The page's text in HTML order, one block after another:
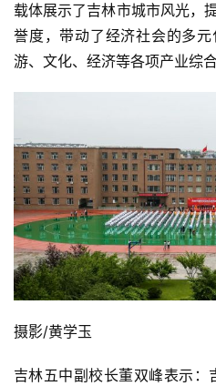
载体展示了吉林市城市风光，
誉度，带动了经济社会的多
游、文化、经济等各项产业综
摄影/黄学玉
吉林五中副校长董双峰表示：